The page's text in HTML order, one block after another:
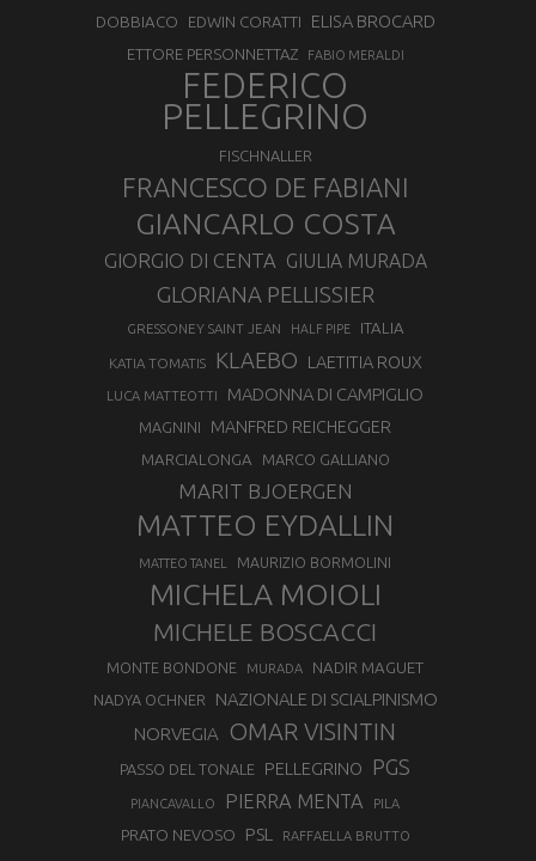
DOBBIACO EDWIN CORATTI ELISA BROCARD
ETTORE PERSONNETTAZ FABIO MERALDI
FEDERICO
PELLEGRINO
FISCHNALLER
FRANCESCO DE FABIANI
GIANCARLO COSTA
GIORGIO DI CENTA GIULIA MURADA
GLORIANA PELLISSIER
GRESSONEY SAINT JEAN HALF PIPE ITALIA
KATIA TOMATIS KLAEBO LAETITIA ROUX
LUCA MATTEOTTI MADONNA DI CAMPIGLIO
MAGNINI MANFRED REICHEGGER
MARCIALONGA MARCO GALLIANO
MARIT BJOERGEN
MATTEO EYDALLIN
MATTEO TANEL MAURIZIO BORMOLINI
MICHELA MOIOLI
MICHELE BOSCACCI
MONTE BONDONE MURADA NADIR MAGUET
NADYA OCHNER
NAZIONALE DI SCIALPINISMO
NORVEGIA
OMAR VISINTIN
PASSO DEL TONALE PELLEGRINO PGS
PIANCAVALLO PIERRA MENTA PILA
PRATO NEVOSO PSL RAFFAELLA BRUTTO